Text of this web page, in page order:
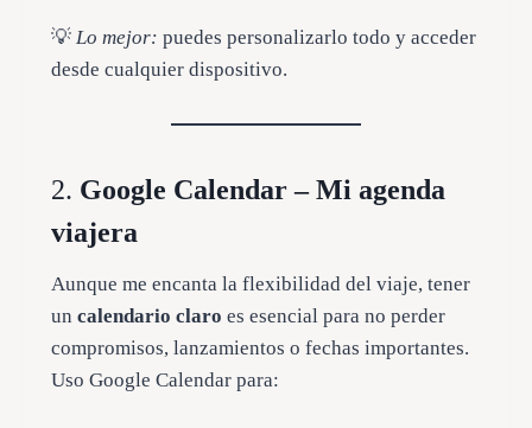
💡 Lo mejor: puedes personalizarlo todo y acceder
desde cualquier dispositivo.
2. Google Calendar – Mi agenda
viajera
Aunque me encanta la flexibilidad del viaje, tener
un calendario claro es esencial para no perder
compromisos, lanzamientos o fechas importantes.
Uso Google Calendar para: